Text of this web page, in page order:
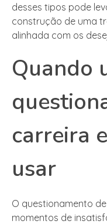
desses tipos pode
construção de uma
alinhada com os
Quando
carreira
usar
O questionamento
momentos de